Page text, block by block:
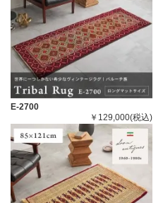
E-2700
￥129,000(税込)